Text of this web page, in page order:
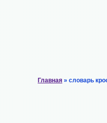
Главная » словарь